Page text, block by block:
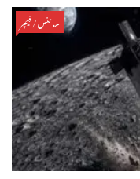
سائنس/فیچر